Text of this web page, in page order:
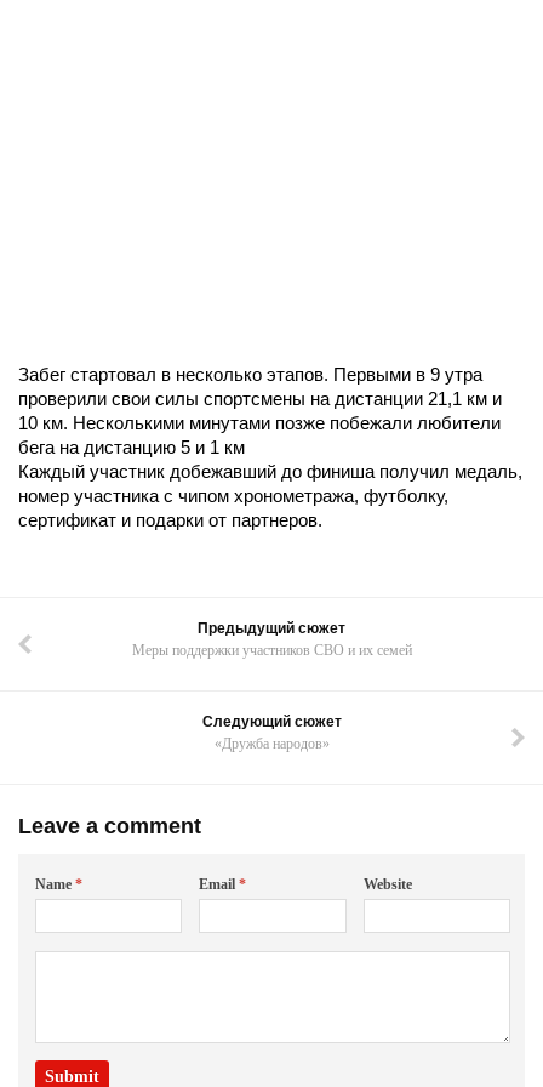
Забег стартовал в несколько этапов. Первыми в 9 утра
проверили свои силы спортсмены на дистанции 21,1 км и
10 км. Несколькими минутами позже побежали любители
бега на дистанцию 5 и 1 км
Каждый участник добежавший до финиша получил медаль,
номер участника с чипом хронометража, футболку,
сертификат и подарки от партнеров.
Предыдущий сюжет
Меры поддержки участников СВО и их семей
Следующий сюжет
«Дружба народов»
Leave a comment
Name * Email* Website